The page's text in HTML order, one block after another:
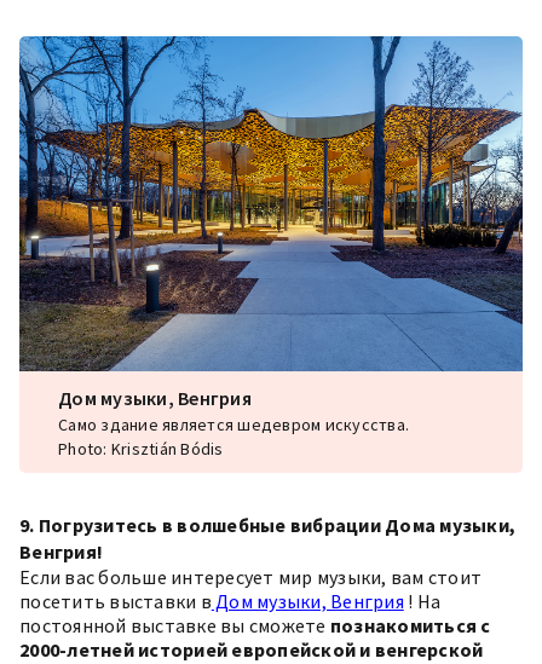
Дом музыки, Венгрия
Само здание является шедевром искусства.
Photo: Krisztián Bódis
9. Погрузитесь в волшебные вибрации Дома музыки,
Венгрия!
Если вас больше интересует мир музыки, вам стоит
посетить выставки в Дом музыки, Венгрия ! На
постоянной выставке вы сможете познакомиться с
2000-летней историей европейской и венгерской